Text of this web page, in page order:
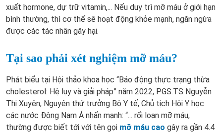
xuất hormone, dự trữ vitamin,... Nếu duy trì mỡ máu ở giới hạn
bình thường, thì cơ thể sẽ hoạt động khỏe mạnh, ngăn ngừa
được các tác nhân gây hại.
Tại sao phải xét nghiệm mỡ máu?
Phát biểu tại Hội thảo khoa học “Báo động thực trạng thừa
cholesterol: Hệ lụy và giải pháp” năm 2022, PGS.TS Nguyễn
Thị Xuyên, Nguyên thứ trưởng Bộ Y tế, Chủ tịch Hội Y học
các nước Đông Nam Á nhấn mạnh: “... rối loạn mỡ máu,
thường được biết tới với tên gọi mỡ máu cao gây ra gần 4.4